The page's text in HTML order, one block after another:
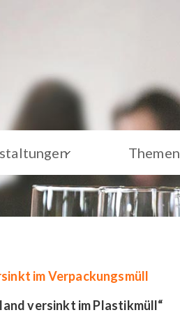
Themen
im Verpackungsmüll
versinkt im Plastikmüll“